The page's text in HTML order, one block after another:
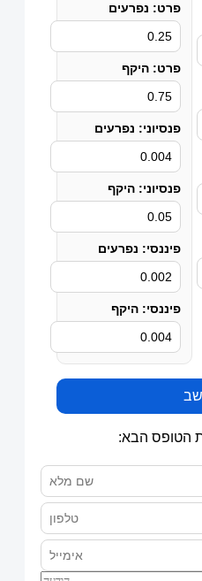
פרט: נפרעים
פרט: היקף
פנסיוני: נפרעים
פנסיוני: היקף
פיננסי: נפרעים
פיננסי: היקף
הטופס הבא: